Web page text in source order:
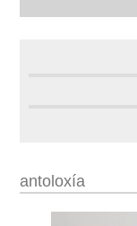
videoteca
antoloxía